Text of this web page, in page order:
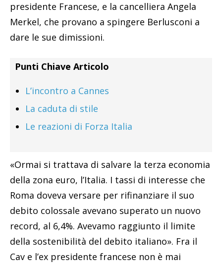
presidente Francese, e la cancelliera Angela
Merkel, che provano a spingere Berlusconi a
dare le sue dimissioni.
Punti Chiave Articolo
L’incontro a Cannes
La caduta di stile
Le reazioni di Forza Italia
«Ormai si trattava di salvare la terza economia
della zona euro, l’Italia. I tassi di interesse che
Roma doveva versare per rifinanziare il suo
debito colossale avevano superato un nuovo
record, al 6,4%. Avevamo raggiunto il limite
della sostenibilità del debito italiano». Fra il
Cav e l’ex presidente francese non è mai